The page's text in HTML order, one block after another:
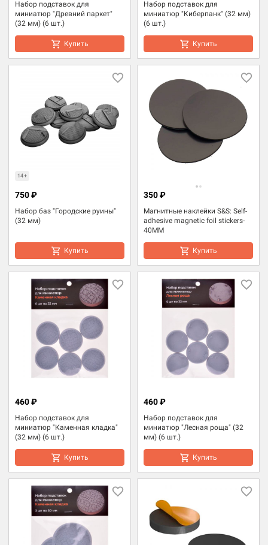
Набор подставок для
миниатюр "Древний паркет"
(32 мм) (6 шт.)
Купить
Набор подставок для
миниатюр "Киберпанк" (32 мм)
(6 шт.)
Купить
14+
Набор баз "Городские руины"
(32 мм)
750 ₽
Купить
Магнитные наклейки S&S: Self-
adhesive magnetic foil stickers-
40MM
350 ₽
Купить
Набор подставок для
миниатюр "Каменная кладка"
(32 мм) (6 шт.)
460 ₽
Купить
Набор подставок для
миниатюр "Лесная роща" (32
мм) (6 шт.)
460 ₽
Купить